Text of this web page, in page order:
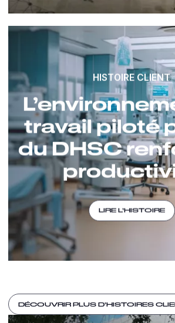
HISTOIRE CLIENT
travail piloté
du DHSC
LIRE L’HISTOIRE
DÉCOUVRIR PLUS D’HISTOIRES